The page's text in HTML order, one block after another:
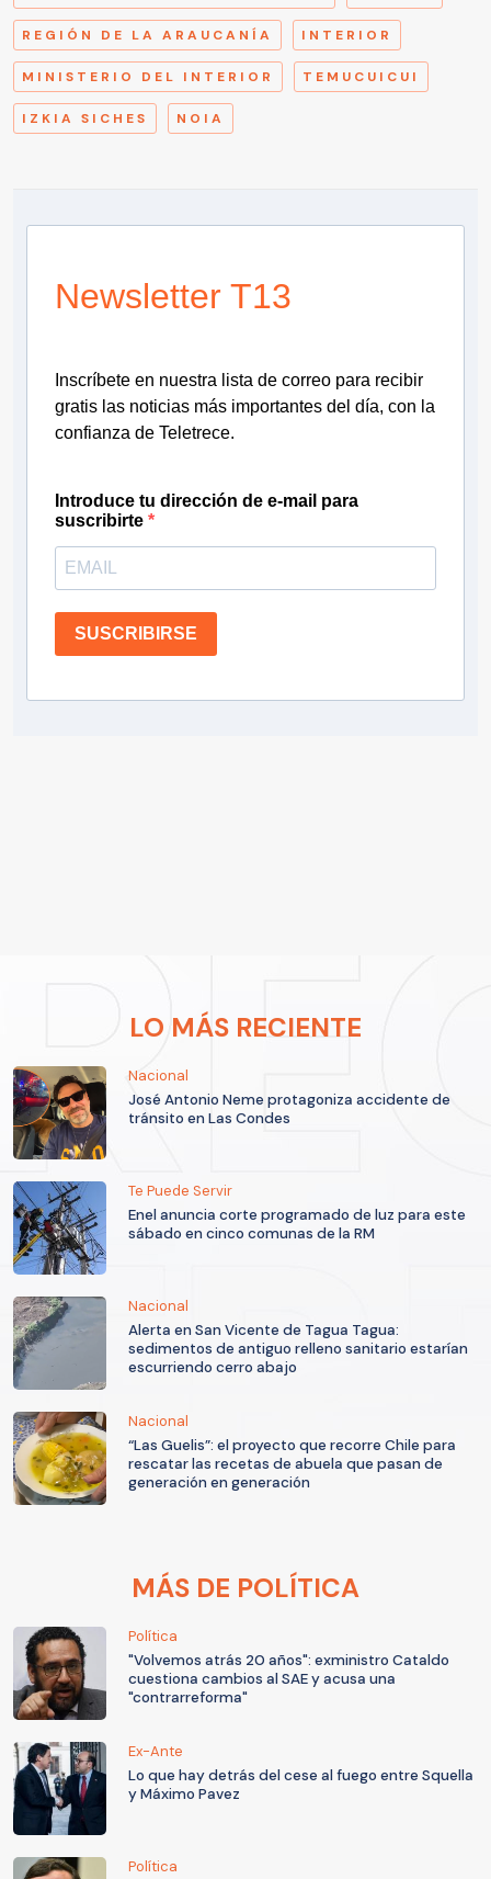
REGIÓN DE LA ARAUCANÍA INTERIOR
MINISTERIO DEL INTERIOR TEMUCUICUI
IZKIA SICHES NOIA
Newsletter T13
Inscríbete en nuestra lista de correo para recibir
gratis las noticias más importantes del día, con la
confianza de Teletrece.
Introduce tu dirección de e-mail para
suscribirte
SUSCRIBIRSE
LO MÁS RECIENTE
Nacional
José Antonio Neme protagoniza accidente de
tránsito en Las Condes
Te Puede Servir
Enel anuncia corte programado de luz para este
sábado en cinco comunas de la RM
Nacional
Alerta en San Vicente de Tagua Tagua:
sedimentos de antiguo relleno sanitario estarían
escurriendo cerro abajo
Nacional
“Las Guelis”: el proyecto que recorre Chile para
rescatar las recetas de abuela que pasan de
generación en generación
MÁS DE POLÍTICA
Política
"Volvemos atrás 20 años": exministro Cataldo
cuestiona cambios al SAE y acusa una
"contrarreforma"
Ex-Ante
Lo que hay detrás del cese al fuego entre Squella
y Máximo Pavez
Política